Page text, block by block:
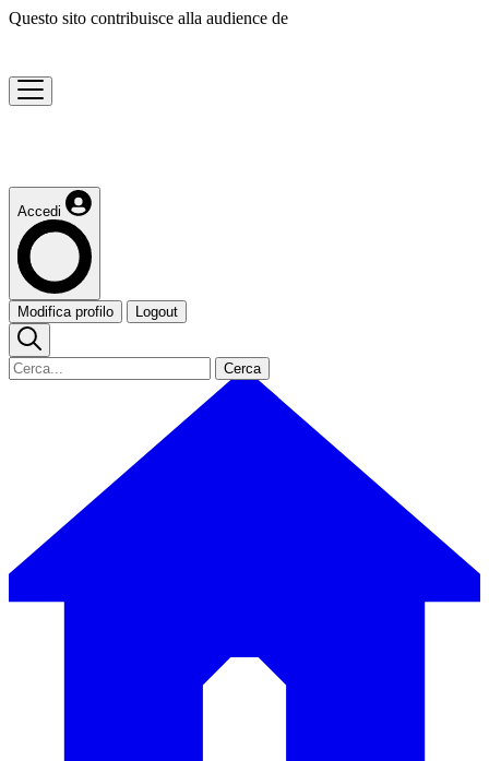
Questo sito contribuisce alla audience de
Accedi
Modifica profilo Logout
Cerca